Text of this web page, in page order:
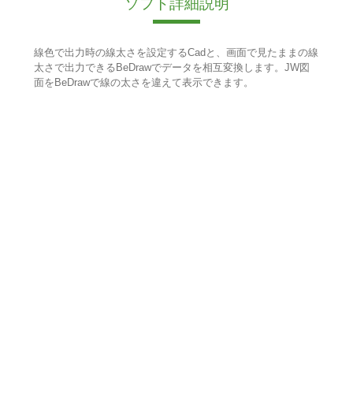
ソフト詳細説明
線色で出力時の線太さを設定するCadと、画面で見たままの線
太さで出力できるBeDrawでデータを相互変換します。JW図
面をBeDrawで線の太さを違えて表示できます。